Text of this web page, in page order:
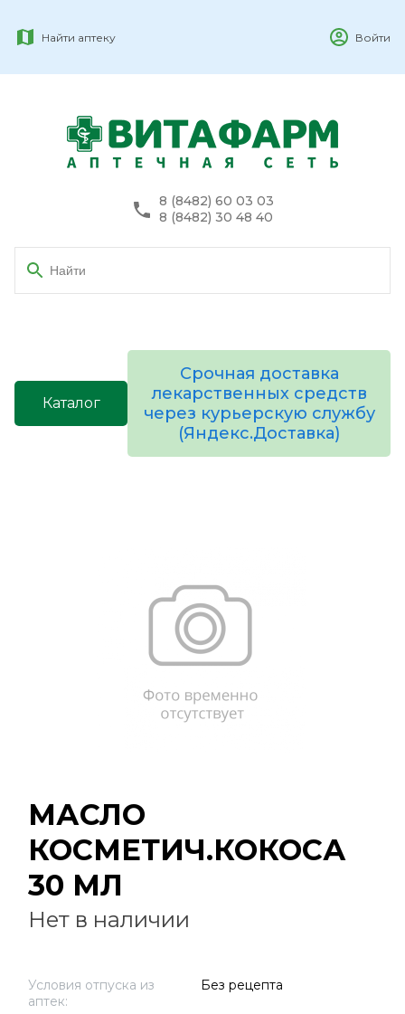
Найти аптеку Войти
8 (8482) 60 03 03
8 (8482) 30 48 40
Каталог
Срочная доставка
лекарственных средств
через курьерскую службу
(Яндекс.Доставка)
МАСЛО
КОСМЕТИЧ.КОКОСА
30 МЛ
Нет в наличии
Условия отпуска из
аптек:
Без рецепта